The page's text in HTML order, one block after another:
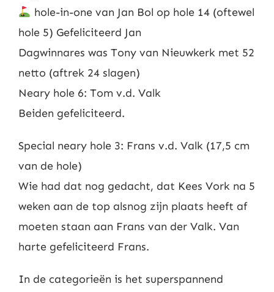
hole-in-one van Jan Bol op hole 14 (oftewel
hole 5) Gefeliciteerd Jan
Dagwinnares was Tony van Nieuwkerk met 52
netto (aftrek 24 slagen)
Neary hole 6: Tom v.d. Valk
Beiden gefeliciteerd.
Special neary hole 3: Frans v.d. Valk (17,5 cm
van de hole)
Wie had dat nog gedacht, dat Kees Vork na 5
weken aan de top alsnog zijn plaats heeft af
moeten staan aan Frans van der Valk. Van
harte gefeliciteerd Frans.
In de categorieën is het superspannend